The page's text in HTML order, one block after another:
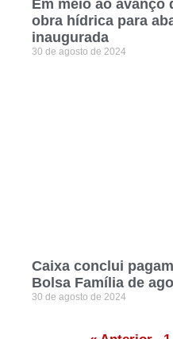
Em meio ao avanço
obra hídrica para
inaugurada
30 de agosto de 2024
Caixa conclui
Bolsa Família de
30 de agosto de 2024